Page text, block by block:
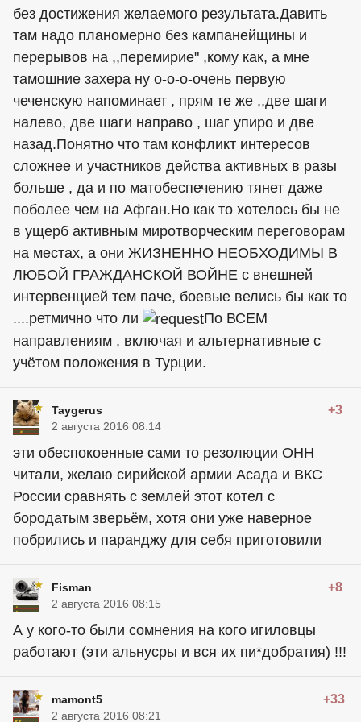
без достижения желаемого результата.Давить
там надо планомерно без кампанейщины и
перерывов на ,,перемирие" ,кому как, а мне
тамошние захера ну о-о-о-очень первую
чеченскую напоминает , прям те же ,,две шаги
налево, две шаги направо , шаг упиро и две
назад.Понятно что там конфликт интересов
сложнее и участников действа активных в разы
больше , да и по матобеспечению тянет даже
поболее чем на Афган.Но как то хотелось бы не
в ущерб активным миротворческим переговорам
на местах, а они ЖИЗНЕННО НЕОБХОДИМЫ В
ЛЮБОЙ ГРАЖДАНСКОЙ ВОЙНЕ с внешней
интервенцией тем паче, боевые велись бы как то
....ретмично что ли
По ВСЕМ
направлениям , включая и альтернативные с
учётом положения в Турции.
Taygerus +3
2 августа 2016 08:14
эти обеспокоенные сами то резолюции ОНН
читали, желаю сирийской армии Асада и ВКС
России сравнять с землей этот котел с
бородатым зверьём, хотя они уже наверное
побрились и паранджу для себя приготовили
Fisman +8
2 августа 2016 08:15
А у кого-то были сомнения на кого игиловцы
работают (эти альнусры и вся их пи*добратия) !!!
mamont5 +33
2 августа 2016 08:21